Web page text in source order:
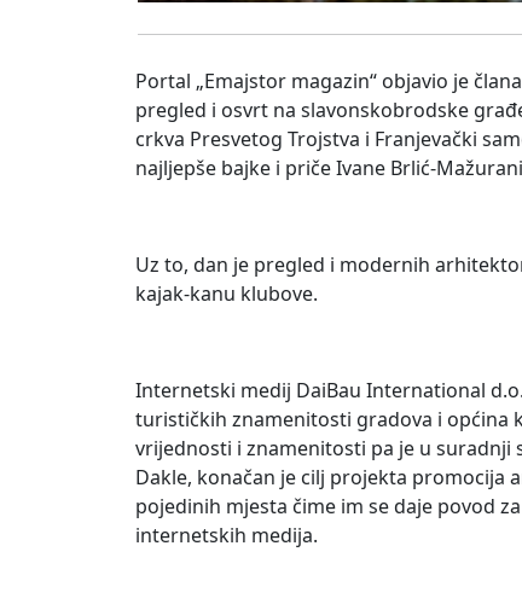
Portal „Emajstor magazin“ objavio je
pregled i osvrt na slavonskobrodske
crkva Presvetog Trojstva i Franjevački
najljepše bajke i priče Ivane Brlić-
Uz to, dan je pregled i modernih
kajak-kanu klubove.
Internetski medij DaiBau International
turističkih znamenitosti gradova i općina
vrijednosti i znamenitosti pa je u suradnji
Dakle, konačan je cilj projekta promocija
pojedinih mjesta čime im se daje povod
internetskih medija.